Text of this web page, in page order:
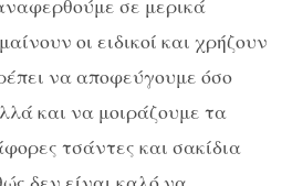
σε μερικά
οι ειδικοί και χρήζουν
να αποφεύγουμε όσο
και να μοιράζουμε τα
τσάντες και σακίδια